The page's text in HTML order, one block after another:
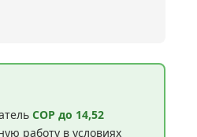
COP до 14,52
работу в условиях